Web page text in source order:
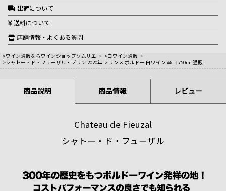
出荷について
送料について
店舗情報・よくある質問
>ワイン通販ならワインショップソムリエ > >白ワイン通販 >
>シャトー・ド・フューザル・ブラン 2020年 フランス ボルドー 白ワイン 辛口 750ml 通販
商品説明 商品情報 レビュー
Chateau de Fieuzal
シャトー・ド・フューザル